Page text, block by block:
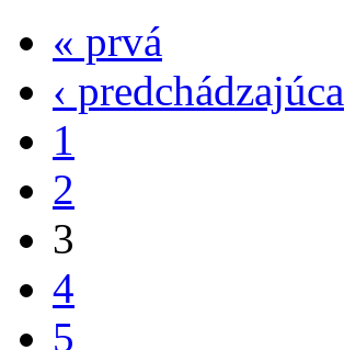
« prvá
‹ predchádzajúca
1
2
3
4
5